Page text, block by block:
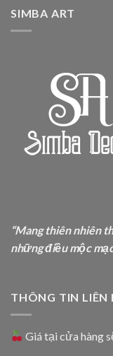
SIMBA ART
“Mang thiên nhiên
những điều mộc
THÔNG TIN LIÊN
Giá tại cửa hàng